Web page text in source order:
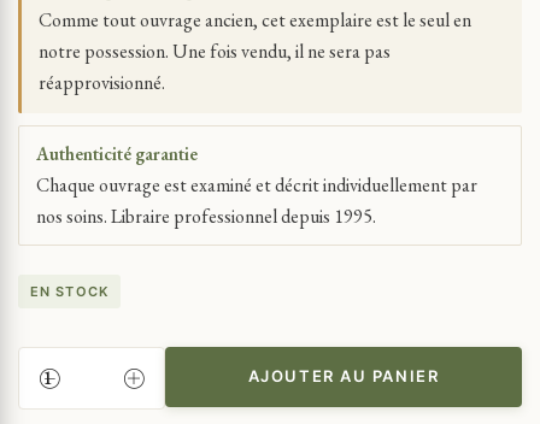
Comme tout ouvrage ancien, cet exemplaire est le seul en
notre possession. Une fois vendu, il ne sera pas
réapprovisionné.
Authenticité garantie
Chaque ouvrage est examiné et décrit individuellement par
nos soins. Libraire professionnel depuis 1995.
EN STOCK
QUANTITÉ
DE
AJOUTER AU PANIER